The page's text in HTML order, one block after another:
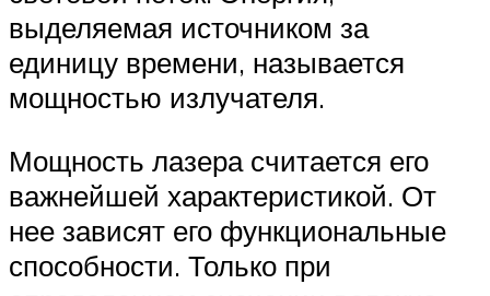
выделяемая источником за
единицу времени, называется
мощностью излучателя.
Мощность лазера считается его
важнейшей характеристикой. От
нее зависят его функциональные
способности. Только при